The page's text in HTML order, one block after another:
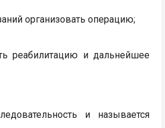
организовать операцию;
реабилитацию и дальнейшее
и называется